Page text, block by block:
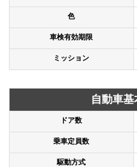
色
車検有効期限
ミッション
自動車基
ドア数
乗車定員数
駆動方式